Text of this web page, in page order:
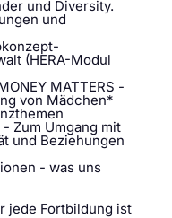
und Diversity.
und
(HERA-Modul
MATTERS -
von Mädchen*
und Beziehungen
- was uns
jede Fortbildung ist